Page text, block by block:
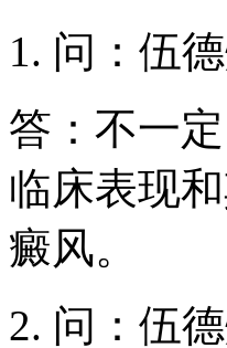
1. 问：伍
答：不一
临床表现
癜风。
2. 问：伍